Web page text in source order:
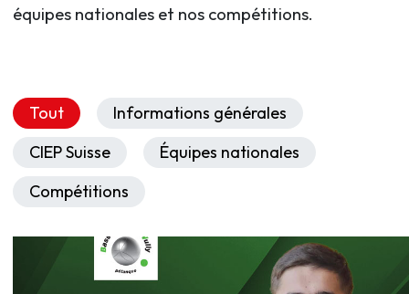
équipes nationales et nos compétitions.
Tout
Informations générales
CIEP Suisse
Équipes nationales
Compétitions